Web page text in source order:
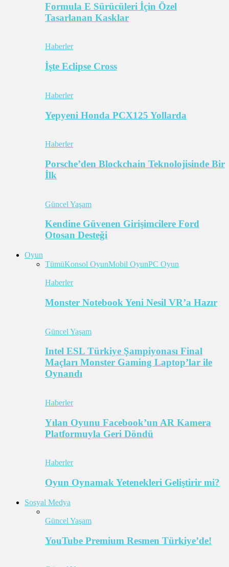
Formula E Sürücüleri İçin Özel
Tasarlanan Kasklar
Haberler
İşte Eclipse Cross
Haberler
Yepyeni Honda PCX125 Yollarda
Haberler
Porsche’den Blockchain Teknolojisinde Bir
İlk
Güncel Yaşam
Kendine Güvenen Girişimcilere Ford
Otosan Desteği
Oyun
TümüKonsol OyunMobil OyunPC Oyun
Haberler
Monster Notebook Yeni Nesil VR’a Hazır
Güncel Yaşam
Intel ESL Türkiye Şampiyonası Final
Maçları Monster Gaming Laptop’lar ile
Oynandı
Haberler
Yılan Oyunu Facebook’un AR Kamera
Platformuyla Geri Döndü
Haberler
Oyun Oynamak Yetenekleri Geliştirir mi?
Sosyal Medya
Güncel Yaşam
YouTube Premium Resmen Türkiye’de!